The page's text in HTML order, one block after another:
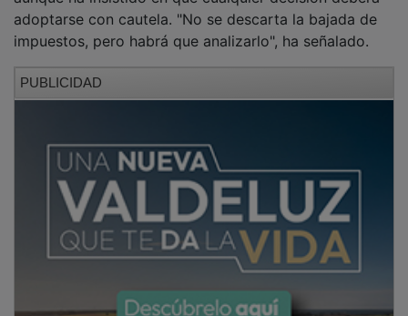
adoptarse con cautela. "No se descarta la bajada de
impuestos, pero habrá que analizarlo", ha señalado.